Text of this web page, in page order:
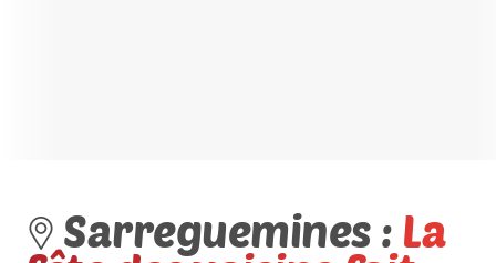
Sarreguemines : La